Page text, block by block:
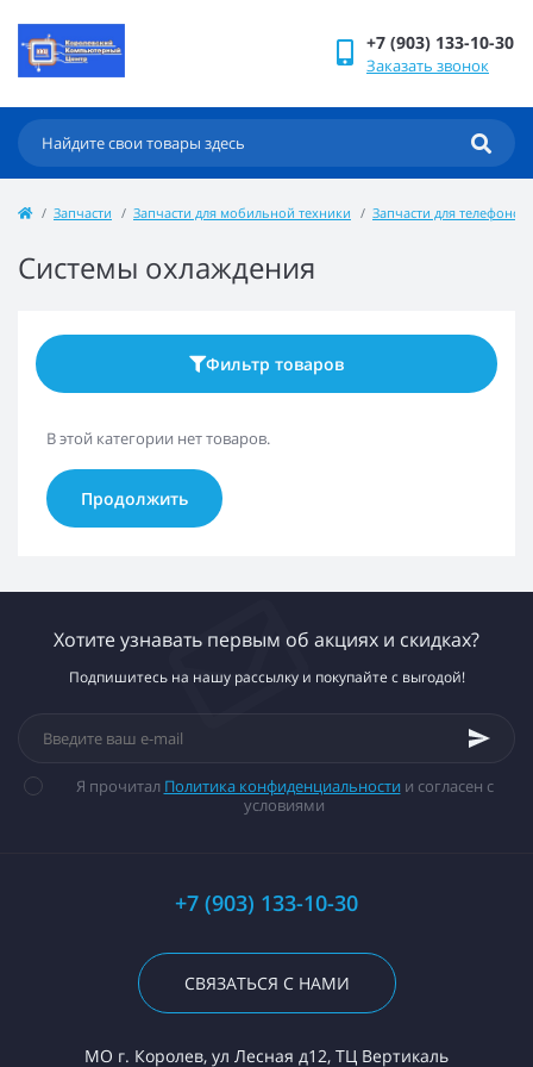
+7 (903) 133-10-30
Заказать звонок
Запчасти Запчасти для мобильной техники Запчасти для телефонов
Системы охлаждения
Фильтр товаров
В этой категории нет товаров.
Продолжить
Хотите узнавать первым об акциях и скидках?
Подпишитесь на нашу рассылку и покупайте с выгодой!
Я прочитал Политика конфиденциальности и согласен с
условиями
+7 (903) 133-10-30
СВЯЗАТЬСЯ С НАМИ
МО г. Королев, ул Лесная д12, ТЦ Вертикаль